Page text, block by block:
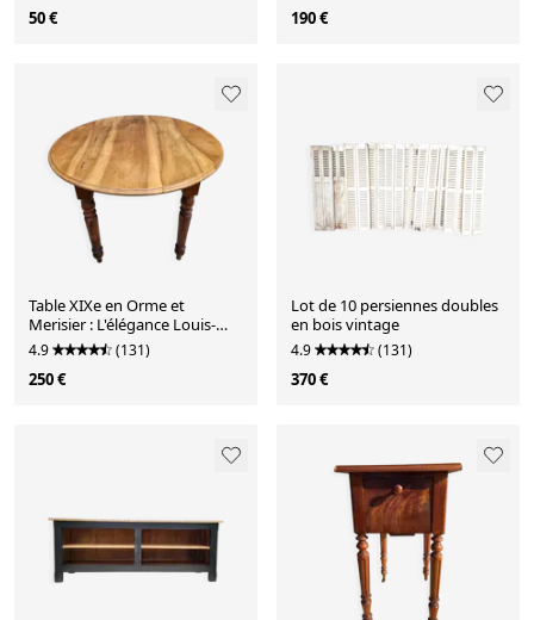
50 € 190 €
Table XIXe en Orme et
Merisier : L'élégance Louis-
Philippe
4.9 (131)
250 €
Lot de 10 persiennes doubles
en bois vintage
4.9 (131)
370 €